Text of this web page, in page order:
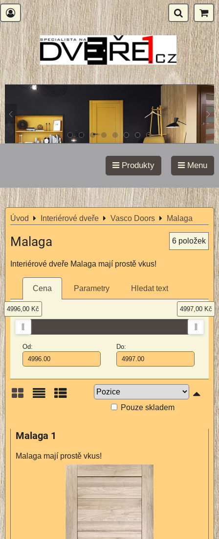
Produkty Menu
Úvod Interiérové dveře Vasco Doors Malaga
Malaga 6 položek
Interiérové dveře Malaga mají prostě vkus!
Cena Parametry Hledat text
Od: Do:
4996,00 Kč 4997,00 Kč
Pouze skladem
Malaga 1
Malaga mají prostě vkus!